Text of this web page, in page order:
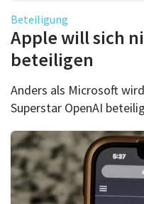
Beteiligung
Apple will sich
beteiligen
Anders als Microsoft
Superstar OpenAI